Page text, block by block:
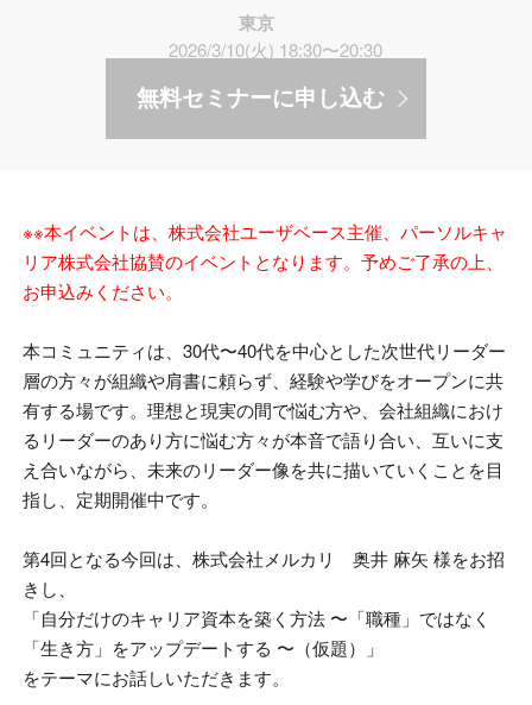
東京
2026/3/10(火) 18:30〜20:30
無料セミナーに申し込む
※※本イベントは、株式会社ユーザベース主催、パーソルキャ
リア株式会社協賛のイベントとなります。予めご了承の上、
お申込みください。
本コミュニティは、 30代〜40代を中心とした次世代リーダー
層の方々が組織や肩書に頼らず、経験や学びをオープンに共
有する場です。理想と現実の間で悩む方や、会社組織におけ
るリーダーのあり方に悩む方々が本音で語り合い、互いに支
え合いながら、未来のリーダー像を共に描いていくことを目
指し、定期開催中です。
第4回となる今回は、株式会社メルカリ 奥井 麻矢 様をお招
きし、
「自分だけのキャリア資本を築く方法 〜「職種」ではなく
「生き方」をアップデートする 〜 （仮題）」
をテーマにお話しいただきます。